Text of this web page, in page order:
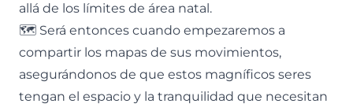
allá de los límites de área natal.
🗺️ Será entonces cuando empezaremos a
compartir los mapas de sus movimientos,
asegurándonos de que estos magníficos seres
tengan el espacio y la tranquilidad que necesitan